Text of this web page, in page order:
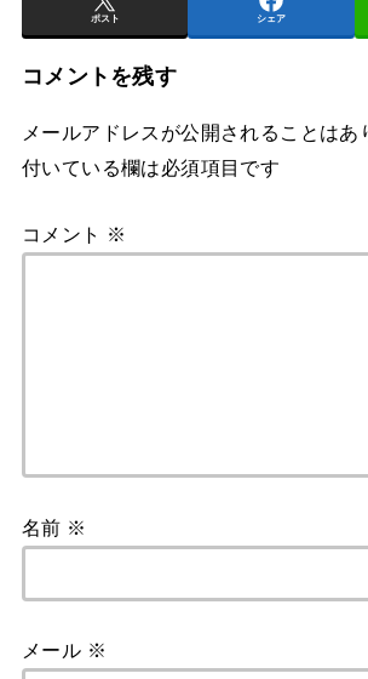
e
b
o
k
er
l
ポスト シェア
コメントを残す
メールアドレスが公開されることはあ
付いている欄は必須項目です
コメント ※
名前 ※
メール ※